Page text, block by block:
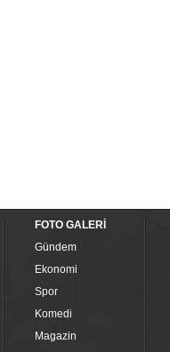
FOTO GALERİ
Gündem
Ekonomi
Spor
Komedi
Magazin